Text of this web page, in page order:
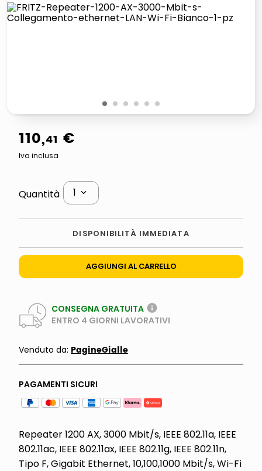
elenco telefonico
1 2 3 4 5 6
110,41 €
Iva inclusa
Quantità 1
DISPONIBILITÀ IMMEDIATA
AGGIUNGI AL CARRELLO
CONSEGNA GRATUITA
ENTRO 4 GIORNI LAVORATIVI
Venduto da: PagineGialle
PAGAMENTI SICURI
Repeater 1200 AX, 3000 Mbit/s, IEEE 802.11a, IEEE
802.11ac, IEEE 802.11ax, IEEE 802.11g, IEEE 802.11n,
Tipo F, Gigabit Ethernet, 10,100,1000 Mbit/s, Wi-Fi